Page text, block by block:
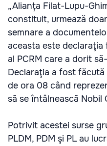
„Alianţa Filat-Lupu-
constituit, urmează
semnare a
aceasta este
al PCRM care a dorit
Declaraţia a fost
de ora 08 când
să se întâlnească Nobil
Potrivit acestei surse
PLDM, PDM şi PL au